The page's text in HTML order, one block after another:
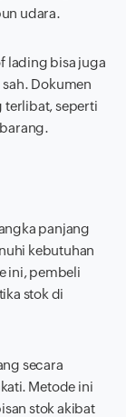
udara.
lading bisa juga
Dokumen
terlibat, seperti
panjang
kebutuhan
ini, pembeli
stok di
secara
Metode ini
stok akibat